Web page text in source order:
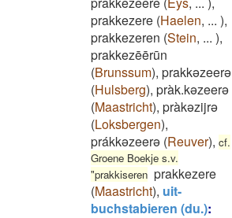
prakkezere (Haelen, ... ),
prakkezeren (Stein, ... ),
prakkezēērūn
(Brunssum), prakkəzeerə
(Hulsberg), pràk.kəzeerə
(Maastricht), pràkəzijrə
(Loksbergen),
prákkəzeerə (Reuver), cf.
Groene Boekje s.v.
"prakkiseren prakkezere
(Maastricht), uit-
buchstabieren (du.):